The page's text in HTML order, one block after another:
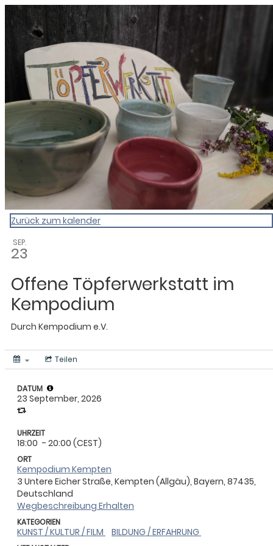
0831 - das Kemptener
Zurück zum kalender
SEP.
23
Offene Töpferwerkstatt im
Kempodium
Durch Kempodium e.V.
Teilen
DATUM
23 September, 2026
UHRZEIT
18:00 - 20:00 (CEST)
ORT
Kempodium Kempten
3 Untere Eicher Straße, Kempten (Allgäu), Bayern, 87435,
Deutschland
Wegbeschreibung Erhalten
KATEGORIEN
KUNST / KULTUR / FILM BILDUNG / ERFAHRUNG